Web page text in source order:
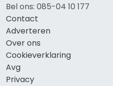
Bel ons: 085-04 10 177
Contact
Adverteren
Over ons
Cookieverklaring
Avg
Privacy